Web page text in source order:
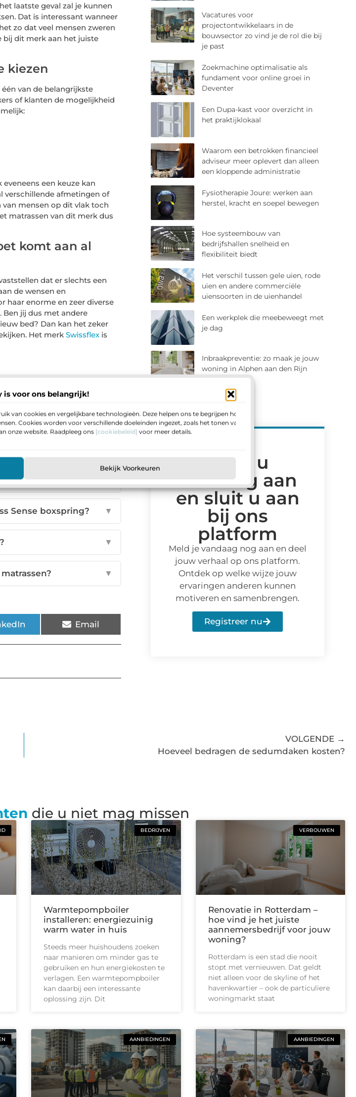
is voor ons belangrijk!
van cookies en vergelijkbare technologieën. Deze helpen ons te begrijpen hoe u
Cookies worden voor verschillende doeleinden ingezet, zoals het tonen van
onze website. Raadpleeg ons [cookiebeleid] voor meer details.
Bekijk Voorkeuren
laatste geval zal je kunnen
Dat is interessant wanneer
zo dat veel mensen zweren
bij dit merk aan het juiste
kiezen
van de belangrijkste
of klanten de mogelijkheid
een keuze kan
verschillende afmetingen of
mensen op dit vlak toch
matrassen van dit merk dus
komt aan al
dat er slechts een
de wensen en
haar enorme en zeer diverse
jij dus met andere
bed? Dan kan het zeker
Het merk Swissflexis
▼
Sense boxspring? ▼
▼
▼
Email
Vacatures voor
projectontwikkelaars in de
bouwsector zo vind je de rol die bij
je past
Zoekmachine optimalisatie als
fundament voor online groei in
Deventer
Een Dupa-kast voor overzicht in
het praktijklokaal
Waarom een betrokken financieel
adviseur meer oplevert dan alleen
een kloppende administratie
Fysiotherapie Joure: werken aan
herstel, kracht en soepel bewegen
Hoe systeembouw van
bedrijfshallen snelheid en
flexibiliteit biedt
Het verschil tussen gele uien, rode
uien en andere commerciële
uiensoorten in de uienhandel
Een werkplek die meebeweegt met
je dag
Inbraakpreventie: zo maak je jouw
woning in Alphen aan den Rijn
veiliger
Meld u
vandaag aan
en sluit u aan
bij ons
platform
Meld je vandaag nog aan en deel
jouw verhaal op ons platform.
Ontdek op welke wijze jouw
ervaringen anderen kunnen
motiveren en samenbrengen.
Registreer nu
VOLGENDE →
Hoeveel bedragen de sedumdaken kosten?
die u niet mag missen
BEDRIJVEN
Warmtepompboiler
installeren: energiezuinig
warm water in huis
Steeds meer huishoudens zoeken
naar manieren om minder gas te
gebruiken en hun energiekosten te
verlagen. Een warmtepompboiler
kan daarbij een interessante
oplossing zijn. Dit
VERBOUWEN
Renovatie in Rotterdam –
hoe vind je het juiste
aannemersbedrijf voor jouw
woning?
Rotterdam is een stad die nooit
stopt met vernieuwen. Dat geldt
niet alleen voor de skyline of het
havenkwartier – ook de particuliere
woningmarkt staat
AANBIEDINGEN AANBIEDINGEN